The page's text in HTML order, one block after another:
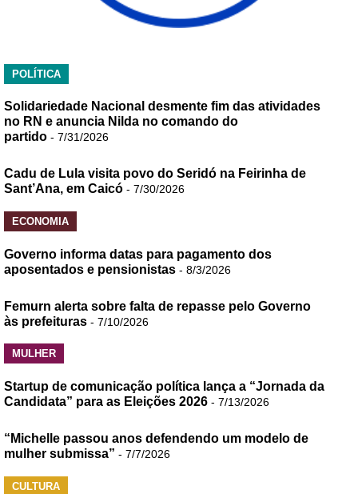
POLÍTICA
Solidariedade Nacional desmente fim das atividades
no RN e anuncia Nilda no comando do
partido - 7/31/2026
Cadu de Lula visita povo do Seridó na Feirinha de
Sant’Ana, em Caicó - 7/30/2026
ECONOMIA
Governo informa datas para pagamento dos
aposentados e pensionistas - 8/3/2026
Femurn alerta sobre falta de repasse pelo Governo
às prefeituras - 7/10/2026
MULHER
Startup de comunicação política lança a “Jornada da
Candidata” para as Eleições 2026 - 7/13/2026
“Michelle passou anos defendendo um modelo de
mulher submissa” - 7/7/2026
CULTURA